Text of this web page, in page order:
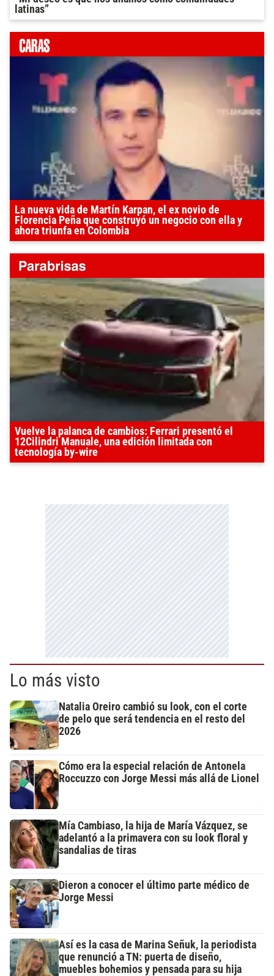
latinas”
La nueva vida de Martín Karpan, el ex novio de
Florencia Peña que construyó un negocio con ella y
ahora triunfa en Colombia
Vuelve la palanca de cambios: Ferrari presentó el
12Cilindri Manuale, una edición limitada con
tecnología by-wire
Lo más visto
Natalia Oreiro cambió su look, con el corte
de pelo que será tendencia en el resto del
2026
Cómo era la especial relación de Antonela
Roccuzzo con Jorge Messi más allá de Lionel
Mía Cambiaso, la hija de María Vázquez, se
adelantó a la primavera con su look floral y
sandalias de tiras
Dieron a conocer el último parte médico de
Jorge Messi
Así es la casa de Marina Señuk, la periodista
que renunció a TN: puerta de diseño,
muebles bohemios y pensada para su hija